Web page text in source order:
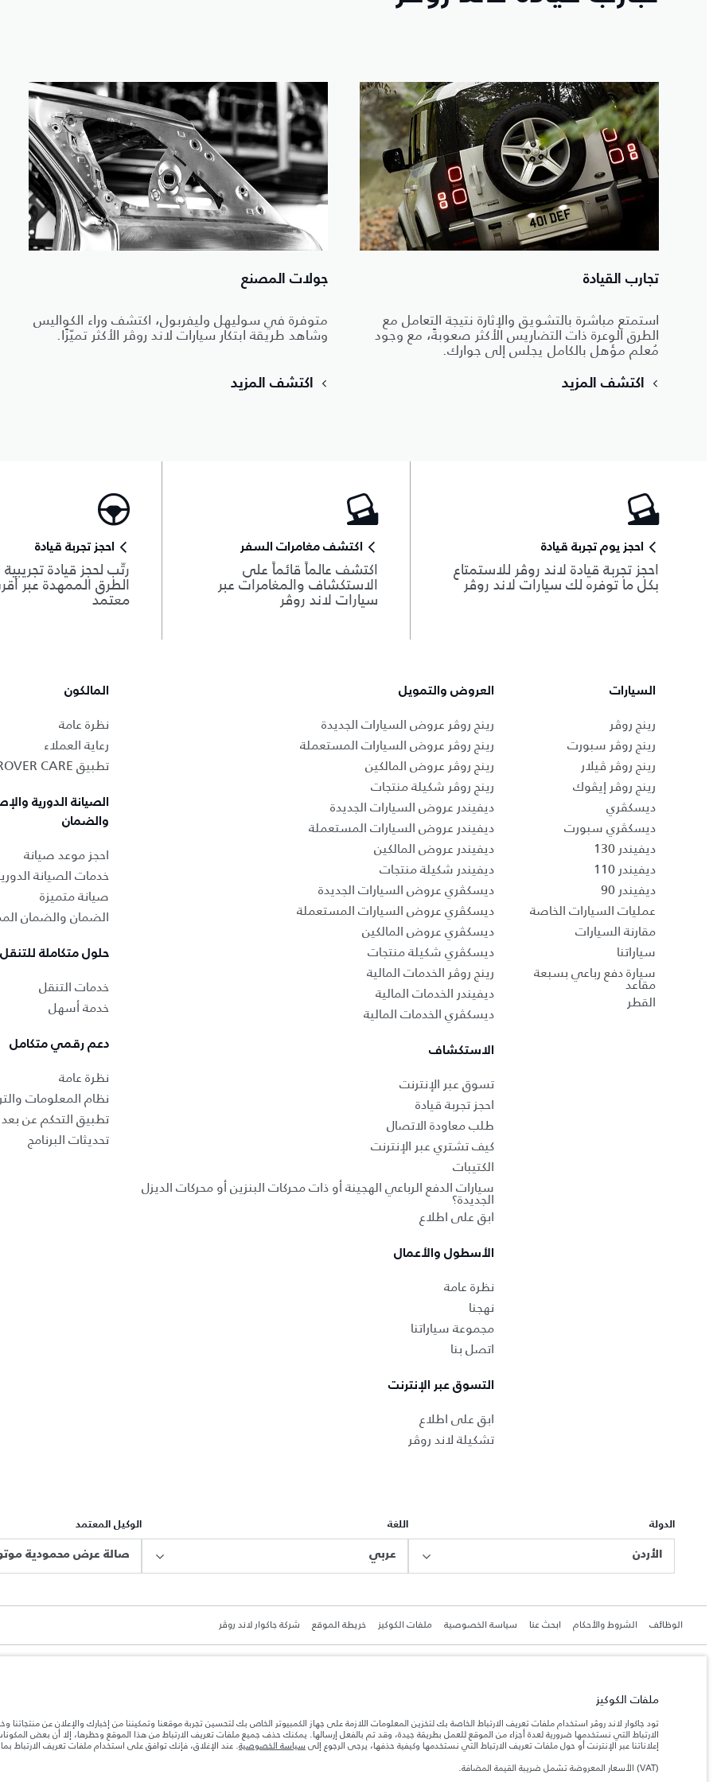
تجارب القيادة
استمتع مباشرة بالتشويق والإثارة نتيجة التعامل مع
الطرق الوعرة ذات التضاريس الأكثر صعوبةً، مع وجود
مُعلم مؤهل بالكامل يجلس إلى جوارك.
اكتشف المزيد
جولات المصنع
متوفرة في سوليهل وليفربول، اكتشف وراء الكواليس
وشاهد طريقة ابتكار سيارات لاند روڤر الأكثر تميّزًا.
اكتشف المزيد
احجز يوم تجربة قيادة
احجز تجربة قيادة لاند روڤر للاستمتاع
بكل ما توفره لك سيارات لاند روڤر
اكتشف مغامرات السفر
اكتشف عالماً قائماً على
الاستكشاف والمغامرات عبر
سيارات لاند روڤر
احجز تجربة قيادة
رتّب لحجز قيادة
الطرق الممهدة عبر
معتمد
السيارات
رينج روڤر
رينج روڤر سبورت
رينج روڤر ڤيلار
رينج روڤر إيڤوك
ديسكڤري
ديسكڤري سبورت
ديفيندر 130
ديفيندر 110
ديفيندر 90
عمليات السيارات الخاصة
مقارنة السيارات
سياراتنا
سيارة دفع رباعي بسبعة
مقاعد
القطر
العروض والتمويل
رينج روڤر عروض السيارات الجديدة
رينج روڤر عروض السيارات المستعملة
رينج روڤر عروض المالكين
رينج روڤر شكيلة منتجات
ديفيندر عروض السيارات الجديدة
ديفيندر عروض السيارات المستعملة
ديفيندر عروض المالكين
ديفيندر شكيلة منتجات
ديسكڤري عروض السيارات الجديدة
ديسكڤري عروض السيارات المستعملة
ديسكڤري عروض المالكين
ديسكڤري شكيلة منتجات
رينج روڤر الخدمات المالية
ديفيندر الخدمات المالية
ديسكڤري الخدمات المالية
الاستكشاف
تسوق عبر الإنترنت
احجز تجربة قيادة
طلب معاودة الاتصال
كيف تشتري عبر الإنترنت
الكتيبات
سيارات الدفع الرباعي الهجينة أو ذات محركات البنزين أو محركات الديزل
الجديدة؟
ابق على اطلاع
الأسطول والأعمال
نظرة عامة
نهجنا
مجموعة سياراتنا
اتصل بنا
التسوق عبر الإنترنت
ابق على اطلاع
تشكيلة لاند روڤر
المالكون
نظرة عامة
رعاية العملاء
تطبيق LAND ROVER CARE
الصيانة الدورية
والضمان
احجز موعد صيانة
خدمات الصيانة
صيانة متميزة
الضمان والضمان
حلول متكاملة للتنقل
خدمات التنقل
خدمة أسهل
دعم رقمي متكامل
نظرة عامة
نظام المعلومات
تطبيق التحكم عن بعد
تحديثات البرنامج
الدولة
الأردن
اللغة
عربي
الوكيل المعتمد
صالة عرض محمودية
الوظائف الشروط والأحكام ابحث عنا سياسة الخصوصية ملفات الكوكيز خريطة الموقع شركة جاكوار لاند روڤر
جاكوار لاند روڨر المحدودة: 2026
الأردن, محمودية موتورز
تعكس الأوزان المذكورة مواصفات السيارة القياسية. سوف تؤثر الإكسسوارات وغيرها من العناصر المثبتة بعد نقطة التصنيع في الحمولة. تأكد من عدم تجاوز الوزن الإجمالي للسيارة والحد الأقصى لأحمال المحور
المعلومات والمواصفات والأسعار والألوان المذكورة على هذا الموقع قد تختلف من بلد إلى آخر، كما أنّها قد تتغير بدون إشعار مسبق. الرجاء التواصل مع وكيلنا المحلي للتأكد من توفّرها والتحقق من الأسعار.
ملفات الكوكيز
تود جاكوار لاند روڤر استخدام ملفات تعريف الارتباط الخاصة بك لتخزين المعلومات اللازمة على جهاز الكمبيوتر الخاص بك لتحسين تجربة موقعنا وتمكيننا من إخبارك والإعلان عن
الارتباط التي نستخدمها ضرورية لعدة أجزاء من الموقع للعمل بطريقة جيدة، وقد تم بالفعل إرسالها. يمكنك حذف جميع ملفات تعريف الارتباط من هذا الموقع وحظرها، إلا أن بعض
إعلاناتنا عبر الإنترنت أو حول ملفات تعريف الارتباط التي نستخدمها وكيفية حذفها، يرجى الرجوع إلى سياسة الخصوصية. عند الإغلاق، فإنك توافق على استخدام ملفات تعريف الارتباط
(VAT) الأسعار المعروضة تشمل ضريبة القيمة المضافة.